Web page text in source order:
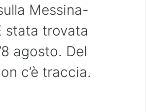
Messina-
stata trovata
agosto. Del
c’è traccia.